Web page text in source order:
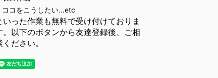
ココをこうしたい…etc
いった作業も無料で受け付けておりま
。以下のボタンから友達登録後、ご相
ください。